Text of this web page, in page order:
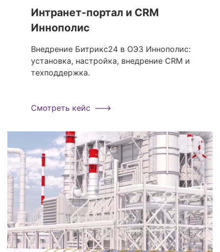
Интранет-портал и CRM
Иннополис
Внедрение Битрикс24 в ОЭЗ Иннополис:
установка, настройка, внедрение CRM и
техподдержка.
Смотреть кейс